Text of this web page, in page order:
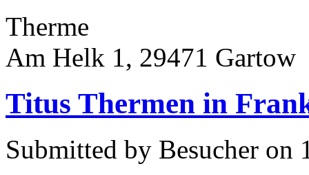
Therme
Am Helk 1, 29471 Gartow
Titus Thermen in
Submitted by Besucher on